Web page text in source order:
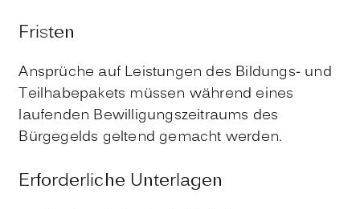
Fristen
Ansprüche auf Leistungen des Bildungs- und
Teilhabepakets müssen während eines
laufenden Bewilligungszeitraums des
Bürgegelds geltend gemacht werden.
Erforderliche Unterlagen